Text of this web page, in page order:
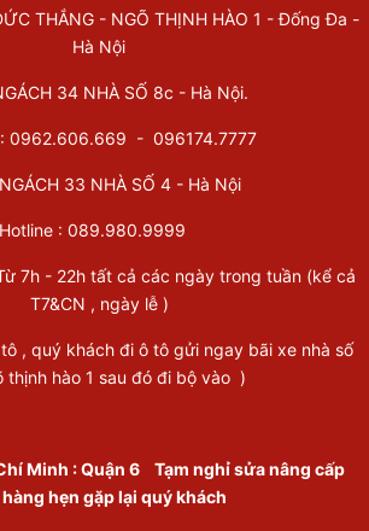
THẮNG - NGÕ THỊNH HÀO 1 - Đống Đa -
Hà Nội
34 NHÀ SỐ 8c - Hà Nội.
: 0962.606.669 - 096174.7777
33 NHÀ SỐ 4 - Hà Nội
Hotline : 089.980.9999
7h - 22h tất cả các ngày trong tuần (kể cả
T7&CN , ngày lễ )
, quý khách đi ô tô gửi ngay bãi xe nhà số
thịnh hào 1 sau đó đi bộ vào )
Minh :Quận 6 Tạm nghỉ sửa nâng cấp
hẹn gặp lại quý khách